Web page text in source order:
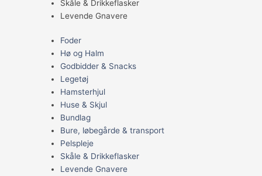
Skåle & Drikkeflasker
Levende Gnavere
Foder
Hø og Halm
Godbidder & Snacks
Legetøj
Hamsterhjul
Huse & Skjul
Bundlag
Bure, løbegårde & transport
Pelspleje
Skåle & Drikkeflasker
Levende Gnavere